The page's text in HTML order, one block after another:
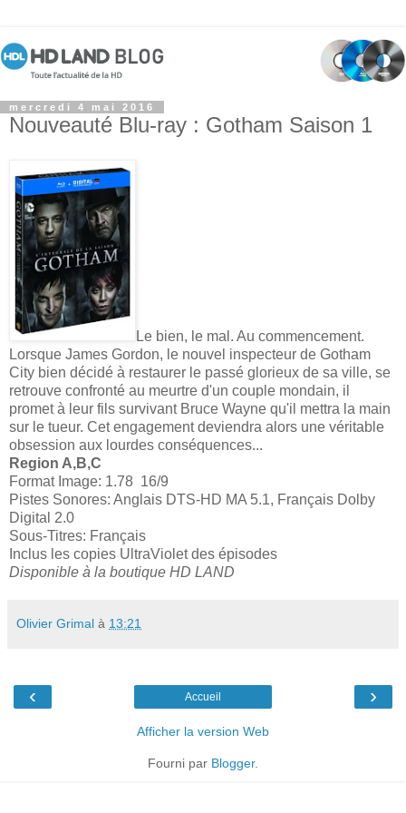
mercredi 4 mai 2016
Nouveauté Blu-ray : Gotham Saison 1
Le bien, le mal. Au commencement.
Lorsque James Gordon, le nouvel inspecteur de Gotham
City bien décidé à restaurer le passé glorieux de sa ville, se
retrouve confronté au meurtre d'un couple mondain, il
promet à leur fils survivant Bruce Wayne qu'il mettra la main
sur le tueur. Cet engagement deviendra alors une véritable
obsession aux lourdes conséquences...
Region A,B,C
Format Image: 1.78 16/9
Pistes Sonores: Anglais DTS-HD MA 5.1, Français Dolby
Digital 2.0
Sous-Titres: Français
Inclus les copies UltraViolet des épisodes
Disponible à la boutique HD LAND
Olivier Grimal à 13:21
‹ ›
Accueil
Afficher la version Web
Fourni par Blogger.